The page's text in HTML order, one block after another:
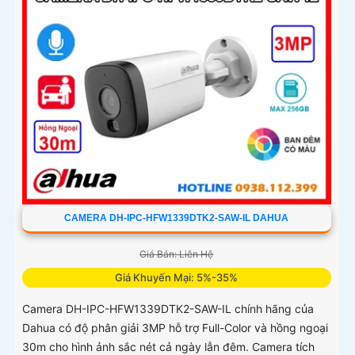
CAMERA DH-IPC-HFW1339DTK2-SAW-IL DAHUA
Giá Bán: Liên Hệ
Giá Khuyến Mại: 5%-35%
Camera DH-IPC-HFW1339DTK2-SAW-IL chính hãng của
Dahua có độ phân giải 3MP hỗ trợ Full-Color và hồng ngoại
30m cho hình ảnh sắc nét cả ngày lẫn đêm. Camera tích